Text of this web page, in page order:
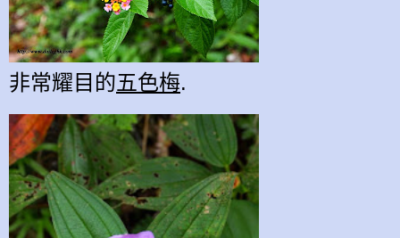
非常耀目的五色梅.